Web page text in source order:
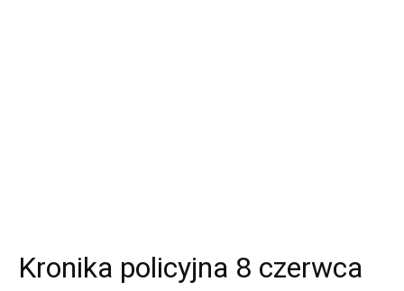
Kronika policyjna 8 czerwca